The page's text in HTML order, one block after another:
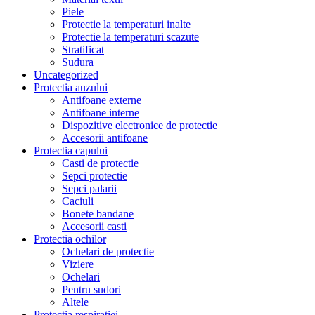
Piele
Protectie la temperaturi inalte
Protectie la temperaturi scazute
Stratificat
Sudura
Uncategorized
Protectia auzului
Antifoane externe
Antifoane interne
Dispozitive electronice de protectie
Accesorii antifoane
Protectia capului
Casti de protectie
Sepci protectie
Sepci palarii
Caciuli
Bonete bandane
Accesorii casti
Protectia ochilor
Ochelari de protectie
Viziere
Ochelari
Pentru sudori
Altele